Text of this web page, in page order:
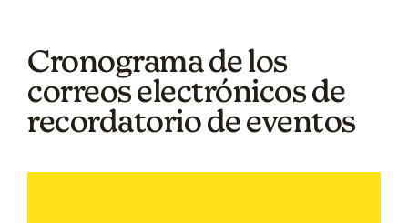
Cronograma de los
correos electrónicos de
recordatorio de eventos